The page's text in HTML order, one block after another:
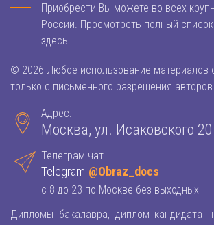
Приобрести Вы можете во всех
России. Просмотреть полный
здесь
© 2026 Любое использование материалов
только с письменного разрешения авторов.
Адрес:
Москва, ул. Исаковского
Телеграм чат
Telegram @Obraz_docs
с 8 до 23 по Москве без выходных
Дипломы бакалавра, диплом кандидата